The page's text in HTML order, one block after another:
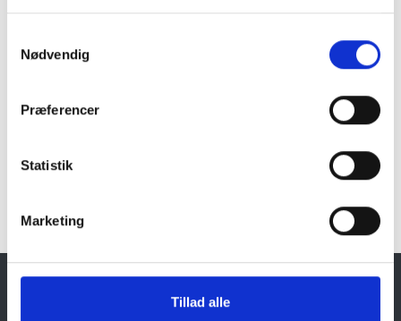
Nødvendig
Præferencer
Statistik
Marketing
Tillad alle
Andre regioner hvor vi
leverer granit fra dag til dag
Stor København